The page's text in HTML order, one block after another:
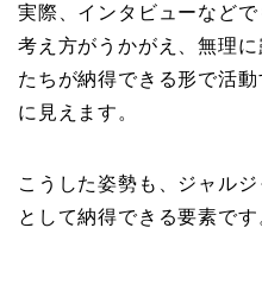
実際、インタビューなど
考え方がうかがえ、無理
たちが納得できる形で活
に見えます。
こうした姿勢も、ジャル
として納得できる要素です